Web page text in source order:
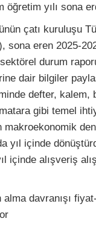
öğretim yılı sona
çatı kuruluşu
sona eren 2025-
sektörel durum
dair bilgiler
defter, kalem,
gibi temel
makroekonomik
yıl içinde
içinde alışveriş
alma davranışı